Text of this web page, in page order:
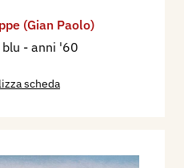
(Gian Paolo)
- anni '60
scheda